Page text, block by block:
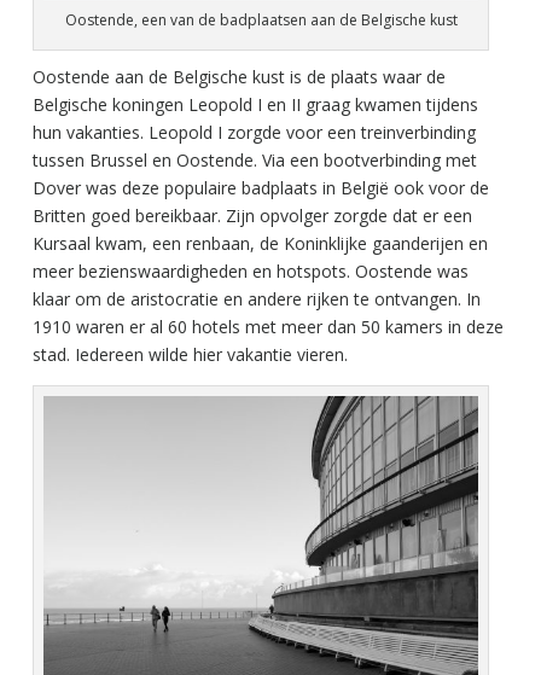
Oostende, een van de badplaatsen aan de Belgische kust
Oostende aan de Belgische kust is de plaats waar de
Belgische koningen Leopold I en II graag kwamen tijdens
hun vakanties. Leopold I zorgde voor een treinverbinding
tussen Brussel en Oostende. Via een bootverbinding met
Dover was deze populaire badplaats in België ook voor de
Britten goed bereikbaar. Zijn opvolger zorgde dat er een
Kursaal kwam, een renbaan, de Koninklijke gaanderijen en
meer bezienswaardigheden en hotspots. Oostende was
klaar om de aristocratie en andere rijken te ontvangen. In
1910 waren er al 60 hotels met meer dan 50 kamers in deze
stad. Iedereen wilde hier vakantie vieren.